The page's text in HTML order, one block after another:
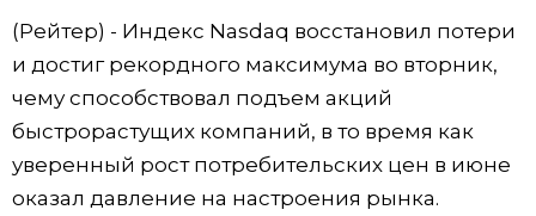
Культура
Жизнь
Технологии
(Рейтер) - Индекс Nasdaq восстановил потери
и достиг рекордного максимума во вторник,
чему способствовал подъем акций
быстрорастущих компаний, в то время как
уверенный рост потребительских цен в июне
оказал давление на настроения рынка.